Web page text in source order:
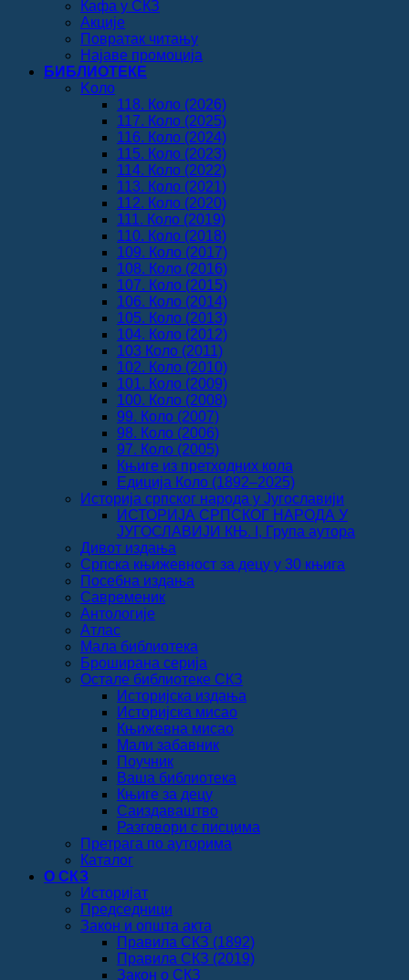
Кафа у СКЗ
Акције
Повратак читању
Најаве промоција
БИБЛИОТЕКЕ
Koло
118. Коло (2026)
117. Коло (2025)
116. Коло (2024)
115. Коло (2023)
114. Коло (2022)
113. Коло (2021)
112. Коло (2020)
111. Коло (2019)
110. Коло (2018)
109. Коло (2017)
108. Коло (2016)
107. Коло (2015)
106. Коло (2014)
105. Коло (2013)
104. Коло (2012)
103 Коло (2011)
102. Коло (2010)
101. Коло (2009)
100. Коло (2008)
99. Коло (2007)
98. Коло (2006)
97. Коло (2005)
Књиге из претходних кола
Едиција Коло (1892‒2025)
Историја српског народа у Југославији
ИСТОРИЈА СРПСКОГ НАРОДА У
ЈУГОСЛАВИЈИ КЊ. I, Група аутора
Дивот издања
Српска књижевност за децу у 30 књига
Посебна издања
Савременик
Антологије
Атлас
Мала библиотека
Броширана серија
Остале библиотеке СКЗ
Историјска издања
Историјска мисао
Књижевна мисао
Мали забавник
Поучник
Ваша библиотека
Књиге за децу
Саиздаваштво
Разговори с писцима
Претрага по ауторима
Каталог
О СКЗ
Историјат
Председници
Закон и општа акта
Правила СКЗ (1892)
Правила СКЗ (2019)
Закон о СКЗ